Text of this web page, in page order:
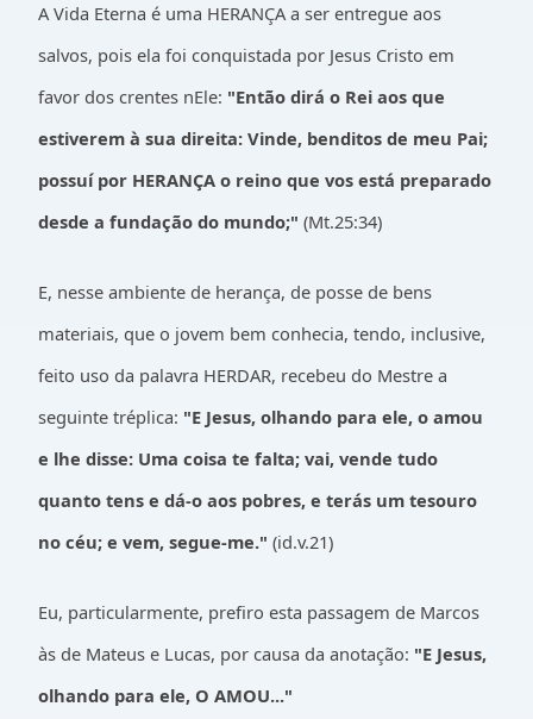
A Vida Eterna é uma HERANÇA a ser entregue aos
salvos, pois ela foi conquistada por Jesus Cristo em
favor dos crentes nEle: "Então dirá o Rei aos que
estiverem à sua direita: Vinde, benditos de meu Pai;
possuí por HERANÇA o reino que vos está preparado
desde a fundação do mundo;" (Mt.25:34)
E, nesse ambiente de herança, de posse de bens
materiais, que o jovem bem conhecia, tendo, inclusive,
feito uso da palavra HERDAR, recebeu do Mestre a
seguinte tréplica: "E Jesus, olhando para ele, o amou
e lhe disse: Uma coisa te falta; vai, vende tudo
quanto tens e dá-o aos pobres, e terás um tesouro
no céu; e vem, segue-me." (id.v.21)
Eu, particularmente, prefiro esta passagem de Marcos
às de Mateus e Lucas, por causa da anotação: "E Jesus,
olhando para ele, O AMOU..."